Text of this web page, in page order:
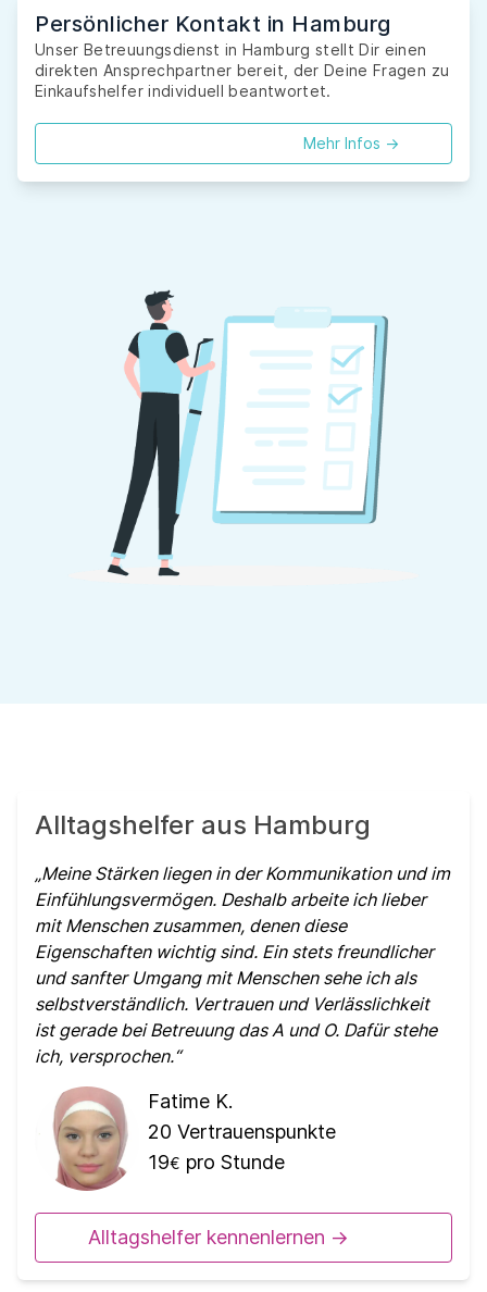
Persönlicher Kontakt in Hamburg
Unser Betreuungsdienst in Hamburg stellt Dir einen
direkten Ansprechpartner bereit, der Deine Fragen zu
Einkaufshelfer individuell beantwortet.
Mehr Infos ->
Alltagshelfer aus Hamburg
Meine Stärken liegen in der Kommunikation und im
Einfühlungsvermögen. Deshalb arbeite ich lieber
mit Menschen zusammen, denen diese
Eigenschaften wichtig sind. Ein stets freundlicher
und sanfter Umgang mit Menschen sehe ich als
selbstverständlich. Vertrauen und Verlässlichkeit
ist gerade bei Betreuung das A und O. Dafür stehe
ich, versprochen.
Fatime K.
20 Vertrauenspunkte
19€ pro Stunde
Alltagshelfer kennenlernen ->